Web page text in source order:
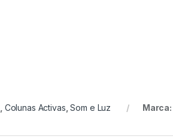
Colunas Activas ,Som e Luz Marca: